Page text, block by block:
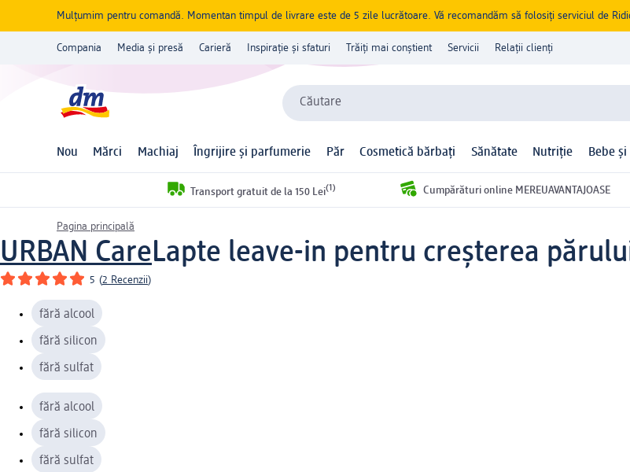
Mulțumim pentru comandă. Momentan timpul de livrare este de 5 zile lucrătoare. Vă recomandăm să folosiți serviciul de
Compania Media și presă Carieră Inspirație și sfaturi Trăiți mai conștient Servicii Relații clienți
Căutare
Nou Mărci Machiaj Îngrijire și parfumerie Păr Cosmetică bărbați Sănătate Nutriție Bebe și
Transport gratuit de la 150 Lei(1) Cumpărături online MEREUAVANTAJOASE
Pagina principală
URBAN CareLapte leave-in pentru creșterea
5 (2 Recenzii)
fără alcool
fără silicon
fără sulfat
fără alcool
fără silicon
fără sulfat